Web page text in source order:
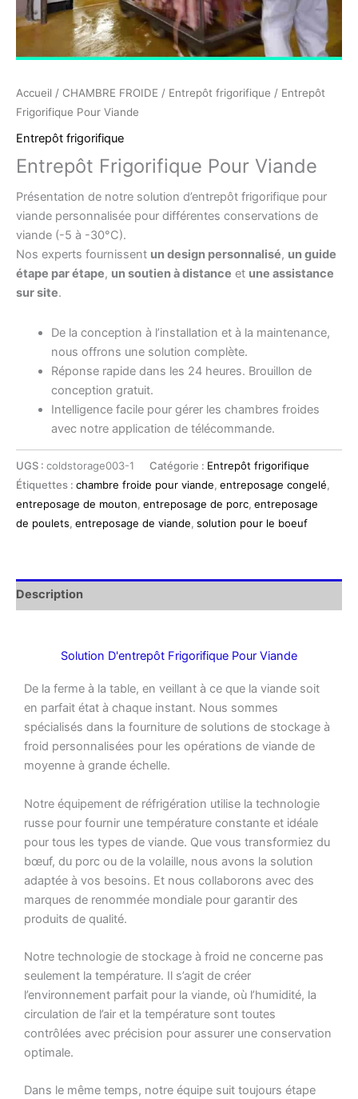
Accueil / CHAMBRE FROIDE / Entrepôt frigorifique / Entrepôt
Frigorifique Pour Viande
Entrepôt frigorifique
Entrepôt Frigorifique Pour Viande
Présentation de notre solution d’entrepôt frigorifique pour
viande personnalisée pour différentes conservations de
viande (-5 à -30°C).
Nos experts fournissent un design personnalisé, un guide
étape par étape, un soutien à distance et une assistance
sur site.
De la conception à l’installation et à la maintenance,
nous offrons une solution complète.
Réponse rapide dans les 24 heures. Brouillon de
conception gratuit.
Intelligence facile pour gérer les chambres froides
avec notre application de télécommande.
UGS : coldstorage003-1 Catégorie : Entrepôt frigorifique
Étiquettes : chambre froide pour viande, entreposage congelé,
entreposage de mouton, entreposage de porc, entreposage
de poulets, entreposage de viande, solution pour le boeuf
Description
Solution D'entrepôt Frigorifique Pour Viande
De la ferme à la table, en veillant à ce que la viande soit
en parfait état à chaque instant. Nous sommes
spécialisés dans la fourniture de solutions de stockage à
froid personnalisées pour les opérations de viande de
moyenne à grande échelle.
Notre équipement de réfrigération utilise la technologie
russe pour fournir une température constante et idéale
pour tous les types de viande. Que vous transformiez du
bœuf, du porc ou de la volaille, nous avons la solution
adaptée à vos besoins. Et nous collaborons avec des
marques de renommée mondiale pour garantir des
produits de qualité.
Notre technologie de stockage à froid ne concerne pas
seulement la température. Il s’agit de créer
l’environnement parfait pour la viande, où l’humidité, la
circulation de l’air et la température sont toutes
contrôlées avec précision pour assurer une conservation
optimale.
Dans le même temps, notre équipe suit toujours étape